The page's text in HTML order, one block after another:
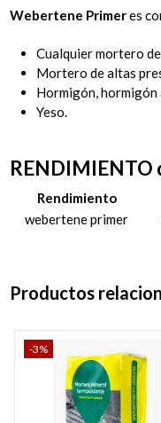
Webertene Primeres
Cualquier mortero
Mortero de altas
Hormigón,
Yeso.
Rendimiento
webertene primer
Productos
-3%